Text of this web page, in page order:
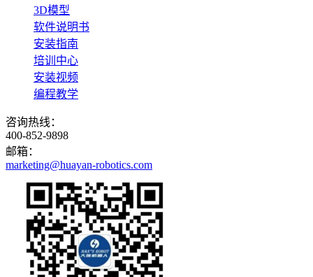
3D模型
软件说明书
安装指南
培训中心
安装视频
编程教学
咨询热线：
400-852-9898
邮箱：
marketing@huayan-robotics.com